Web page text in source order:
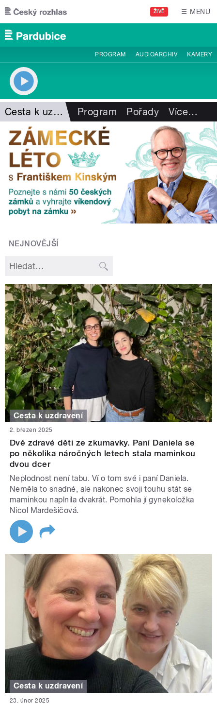
Přejít k hlavnímu obsahu
ŽIVĚ MENU
PROGRAM AUDIOARCHIV KAMERY
Cesta k uzdravení Program Pořady Více…
NEJNOVĚJŠÍ
Cesta k uzdravení
2. březen 2025
Dvě zdravé děti ze zkumavky. Paní Daniela se
po několika náročných letech stala maminkou
dvou dcer
Neplodnost není tabu. Ví o tom své i paní Daniela.
Neměla to snadné, ale nakonec svoji touhu stát se
maminkou naplnila dvakrát. Pomohla jí gynekoložka
Nicol Mardešičová.
Cesta k uzdravení
23. únor 2025